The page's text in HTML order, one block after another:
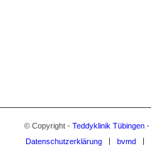
© Copyright - Teddyklinik Tübingen-
Datenschutzerklärung
bvmd